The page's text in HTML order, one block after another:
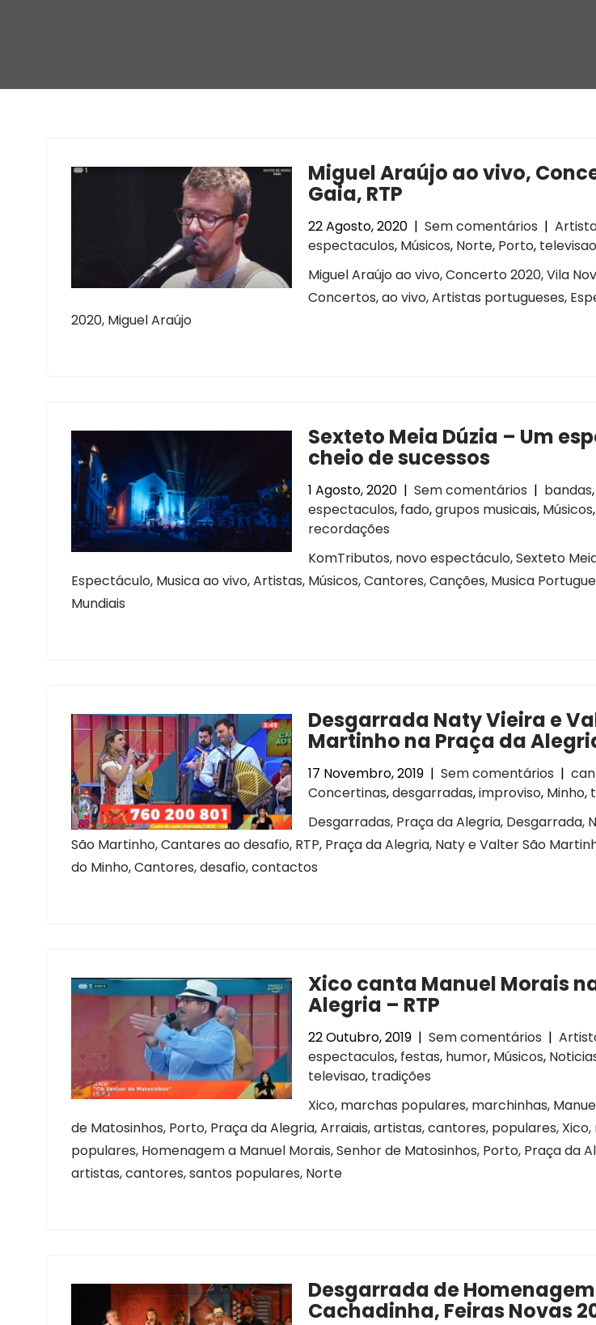
Miguel Araújo ao vivo,
Gaia, RTP
22 Agosto, 2020 | Sem comentários |
espectaculos, Músicos, Norte, Porto, televisao
Miguel Araújo ao vivo, Concerto 2020, Vila
Concertos, ao vivo, Artistas portugueses,
2020, Miguel Araújo
Sexteto Meia Dúzia – Um
cheio de sucessos
1 Agosto, 2020 | Sem comentários | bandas,
espectaculos, fado,grupos musicais, Músicos,
recordações
KomTributos, novo espectáculo, Sexteto
Espectáculo, Musica ao vivo, Artistas, Músicos, Cantores, Canções, Musica
Mundiais
Desgarrada Naty Vieira e
Martinho na Praça da
17 Novembro, 2019 | Sem comentários |
Concertinas,desgarradas,improviso, Minho,
Desgarradas, Praça da Alegria, Desgarrada,
São Martinho, Cantares ao desafio, RTP, Praça da Alegria, Naty e Valter São
do Minho, Cantores, desafio, contactos
Xico canta Manuel Morais
Alegria – RTP
22 Outubro, 2019 | Sem comentários |
espectaculos, festas, humor, Músicos,
televisao, tradições
Xico, marchas populares, marchinhas,
de Matosinhos, Porto, Praça da Alegria, Arraiais, artistas, cantores, populares,
populares, Homenagem a Manuel Morais, Senhor de Matosinhos, Porto, Praça da
artistas, cantores, santos populares, Norte
Desgarrada de Homenagem
Cachadinha, Feiras Novas